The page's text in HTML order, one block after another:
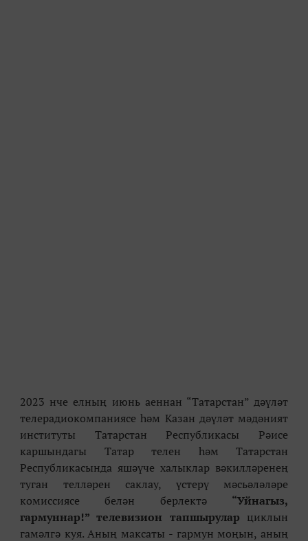
2023 нче елның июнь аеннан “Татарстан” дәүләт
телерадиокомпаниясе һәм Казан дәүләт мәдәният
институты Татарстан Республикасы Рәисе
каршындагы Татар телен һәм Татарстан
Республикасында яшәүче халыклар вәкилләренең
туган телләрен саклау, үстерү мәсьәләләре
комиссиясе белән берлектә “Уйнагыз,
гармуннар!” телевизион тапшырулар циклын
гамәлгә куя. Аның максаты - гармун моңын, аның